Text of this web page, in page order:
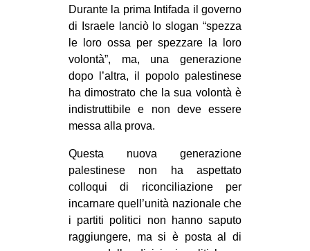
Durante la prima Intifada il governo
di Israele lanciò lo slogan “spezza
le loro ossa per spezzare la loro
volontà”, ma, una generazione
dopo l’altra, il popolo palestinese
ha dimostrato che la sua volontà è
indistruttibile e non deve essere
messa alla prova.
Questa nuova generazione
palestinese non ha aspettato
colloqui di riconciliazione per
incarnare quell’unità nazionale che
i partiti politici non hanno saputo
raggiungere, ma si è posta al di